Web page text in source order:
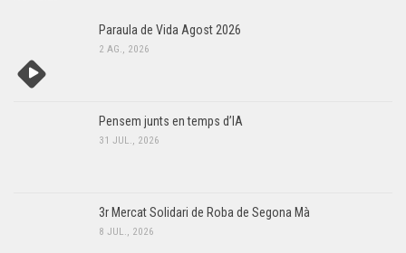
Paraula de Vida Agost 2026
2 AG., 2026
Pensem junts en temps d’IA
31 JUL., 2026
3r Mercat Solidari de Roba de Segona Mà
8 JUL., 2026